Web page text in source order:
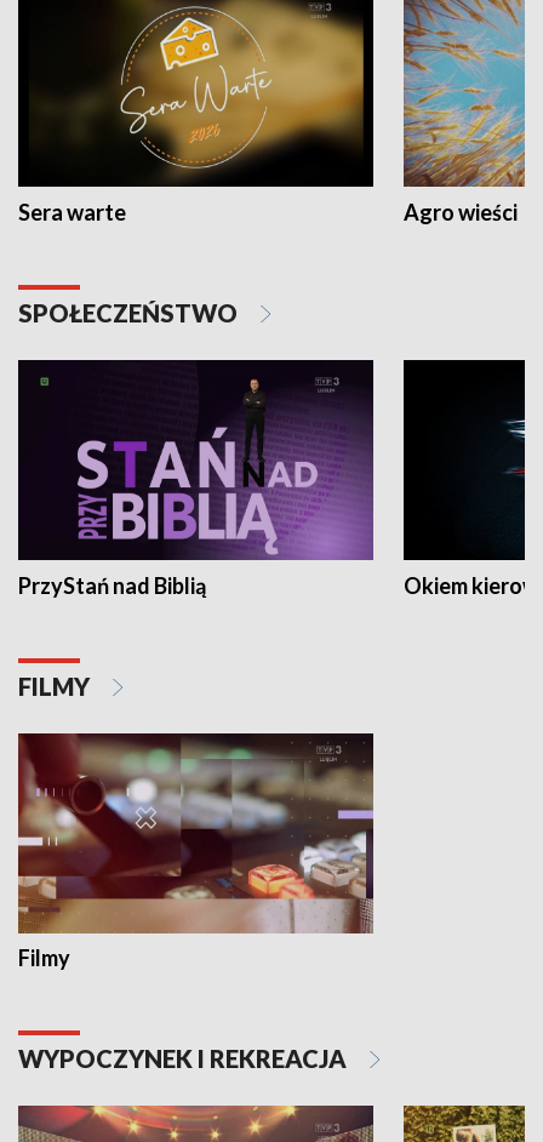
Sera warte Agro wieści
SPOŁECZEŃSTWO
PrzyStań nad Biblią Okiem
FILMY
Filmy
WYPOCZYNEK I REKREACJA